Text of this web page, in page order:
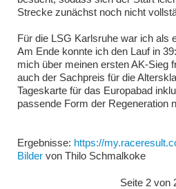
Strecke zunächst noch nicht
Für die LSG Karlsruhe war ich als
Am Ende konnte ich den Lauf in
mich über meinen ersten AK-Sieg
auch der Sachpreis für die
Tageskarte für das Europabad
passende Form der Regeneration
Ergebnisse: https://
Bildervon Thilo Schmalkoke
Seite 2 von